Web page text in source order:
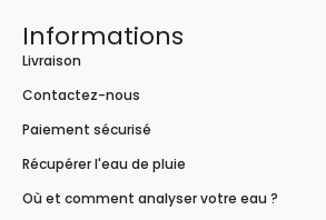
Informations
Livraison
Contactez-nous
Paiement sécurisé
Récupérer l'eau de pluie
Où et comment analyser votre eau ?